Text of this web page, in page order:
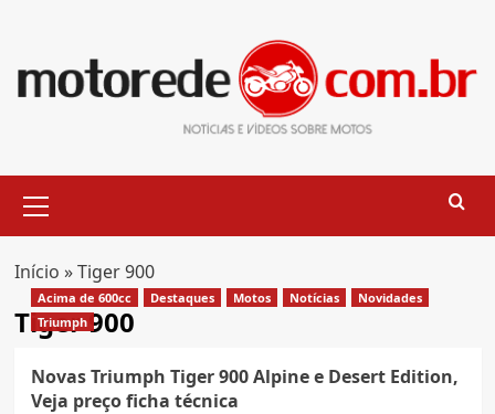
content
Menu
Início »Tiger 900
Tiger 900
Acima de 600cc Destaques Motos Notícias
Novidades
Triumph
Novas Triumph Tiger 900 Alpine e Desert Edition,
Veja preço ficha técnica